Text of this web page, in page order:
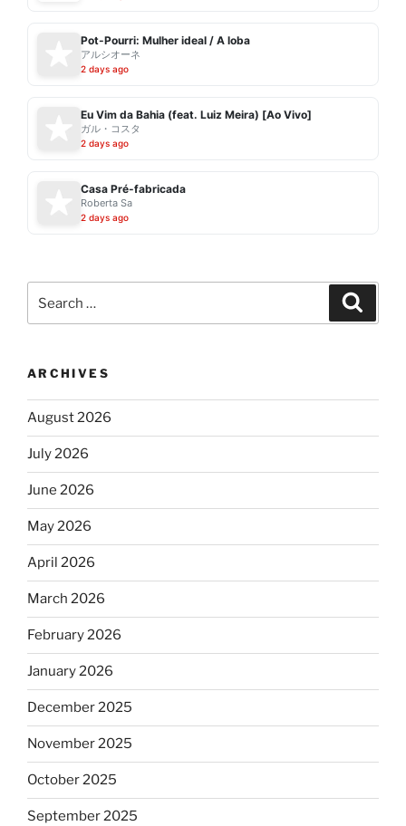
Pot-Pourri: Mulher ideal / A loba
アルシオーネ
2 days ago
Eu Vim da Bahia (feat. Luiz Meira) [Ao Vivo]
ガル・コスタ
2 days ago
Casa Pré-fabricada
Roberta Sa
2 days ago
for:
ARCHIVES
August 2026
July 2026
June 2026
May 2026
April 2026
March 2026
February 2026
January 2026
December 2025
November 2025
October 2025
September 2025